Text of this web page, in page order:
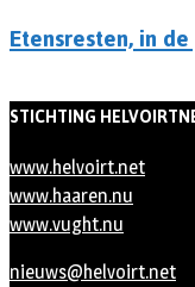
Etensresten, in
STICHTING
www.helvoirt.net
www.haaren.nu
www.vught.nu
nieuws@helvoirt.net